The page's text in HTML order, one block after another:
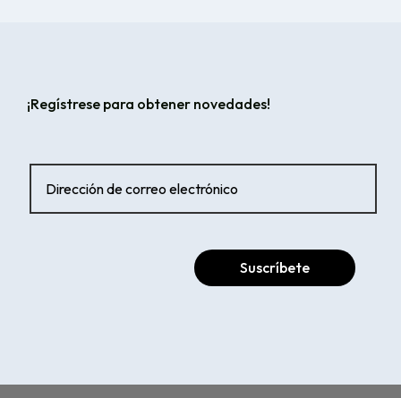
¡Regístrese para obtener novedades!
Suscríbete